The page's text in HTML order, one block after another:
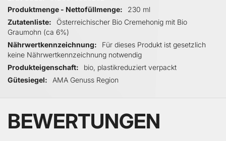
Produktmenge - Nettofüllmenge
230 ml
Zutatenliste
‌Österreichischer Bio Cremehonig mit Bio
Graumohn (ca 6%)
Nährwertkennzeichnung
Für dieses Produkt ist gesetzlich
keine Nährwertkennzeichnung notwendig
Produkteigenschaft
bio, plastikreduziert verpackt
Gütesiegel
AMA Genuss Region
BEWERTUNGEN